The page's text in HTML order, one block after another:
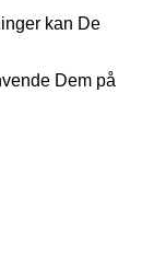
kan De
Dem på